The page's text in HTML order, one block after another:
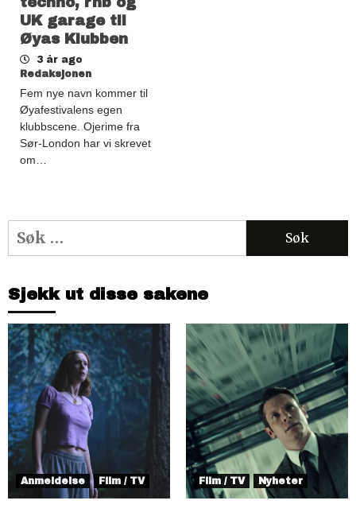
UK garage til
Øyas Klubben
3 år ago
Redaksjonen
Fem nye navn kommer til
Øyafestivalens egen
klubbscene. Ojerime fra
Sør-London har vi skrevet
om…
Søk
etter:
Sjekk ut disse sakene
Anmeldelse Film / TV Film / TV Nyheter